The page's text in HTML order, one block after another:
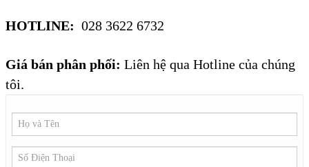
HOTLINE: 028 3622 6732
Giá bán phân phối: Liên hệ qua Hotline của chúng
tôi.